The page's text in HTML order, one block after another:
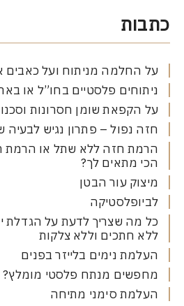
מניתוח ועל כאבים אחרי
פלסטיים בחו”ל או בארץ?
שומן חסרונות וסכנות
נפול – פתרון נגיש לבעיה שכיחה
חזה ללא שתל או הרמת חזה עם
מתאים לך?
עור הבטן
שצריך לדעת על הגדלת ישבן ועל
חתכים וללא צלקות
נימים בלייזר בפנים
מנתח פלסטי מומלץ?
סימני מתיחה